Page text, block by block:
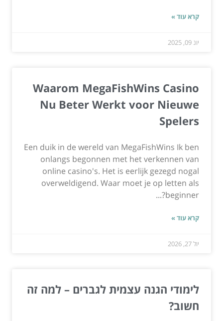
קרא עוד »
יונ 09, 2025
Waarom MegaFishWins Casino
Nu Beter Werkt voor Nieuwe
Spelers
Een duik in de wereld van MegaFishWins Ik ben
onlangs begonnen met het verkennen van
online casino's. Het is eerlijk gezegd nogal
overweldigend. Waar moet je op letten als
beginner?...
קרא עוד »
יול 27, 2026
לימודי הגנה עצמית לגברים – למה זה
חשוב?